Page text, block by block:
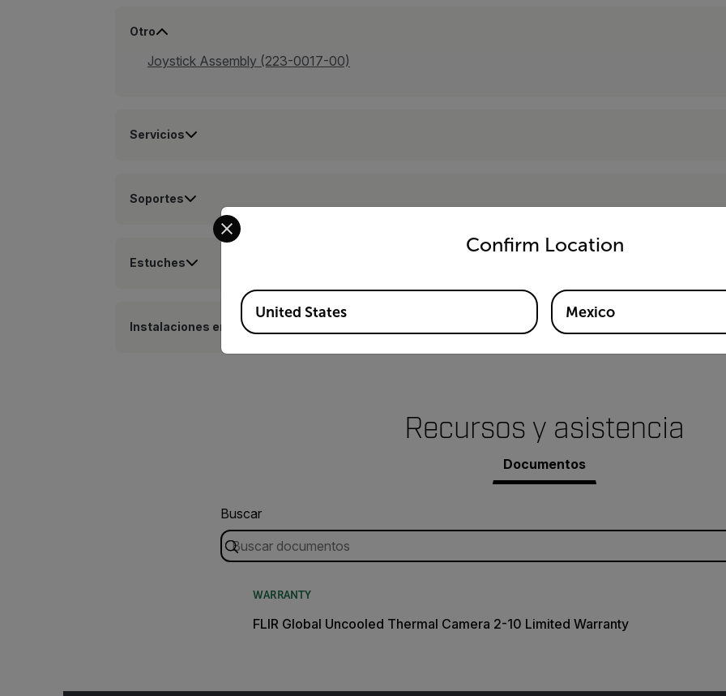
Otro
Joystick Assembly (223-0017-00)
Servicios
Soportes
Estuches
Instalaciones en pared
Recursos y asistencia
Documentos
Buscar
WARRANTY
FLIR Global Uncooled Thermal Camera 2-10 Limited Warranty
Confirm Location
Select your preferred country and language from the options below to access the
Available Locations
United States Mexico